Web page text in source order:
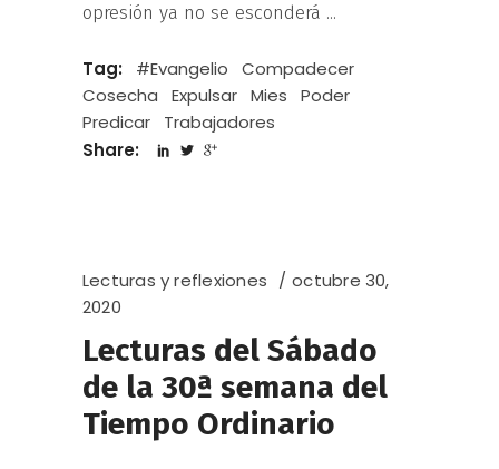
opresión ya no se esconderá
Tag: #Evangelio
Compadecer
Cosecha
Expulsar Mies
Poder
Predicar
Trabajadores
Share:
Lecturas y reflexiones
octubre 30,
2020
Lecturas del Sábado
de la 30ª semana del
Tiempo Ordinario